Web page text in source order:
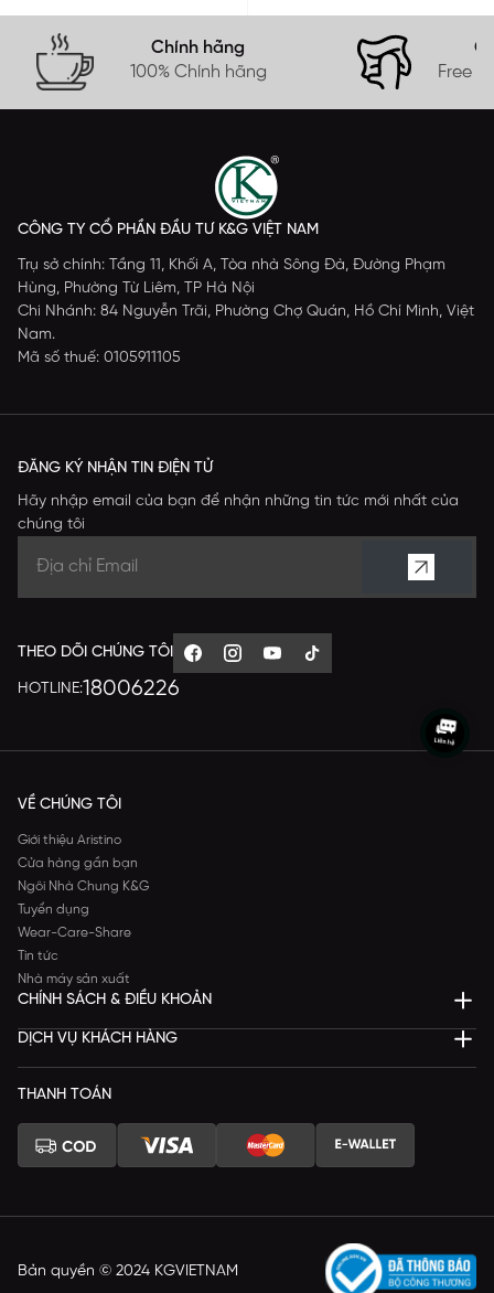
Chính hãng
100% Chính hãng
Free
CÔNG TY CỔ PHẦN ĐẦU TƯ K&G VIỆT NAM
Trụ sở chính: Tầng 11, Khối A, Tòa nhà Sông Đà, Đường Phạm
Hùng, Phường Từ Liêm, TP Hà Nội
Chi Nhánh: 84 Nguyễn Trãi, Phường Chợ Quán, Hồ Chí Minh, Việt
Nam.
Mã số thuế: 0105911105
ĐĂNG KÝ NHẬN TIN ĐIỆN TỬ
Hãy nhập email của bạn để nhận những tin tức mới nhất của
chúng tôi
THEO DÕI CHÚNG TÔI
HOTLINE:18006226
VỀ CHÚNG TÔI
Giới thiệu Aristino
Cửa hàng gần bạn
Ngôi Nhà Chung K&G
Tuyển dụng
Wear-Care-Share
Tin tức
Nhà máy sản xuất
CHÍNH SÁCH & ĐIỀU KHOẢN
DỊCH VỤ KHÁCH HÀNG
THANH TOÁN
Bản quyền © 2024 KGVIETNAM